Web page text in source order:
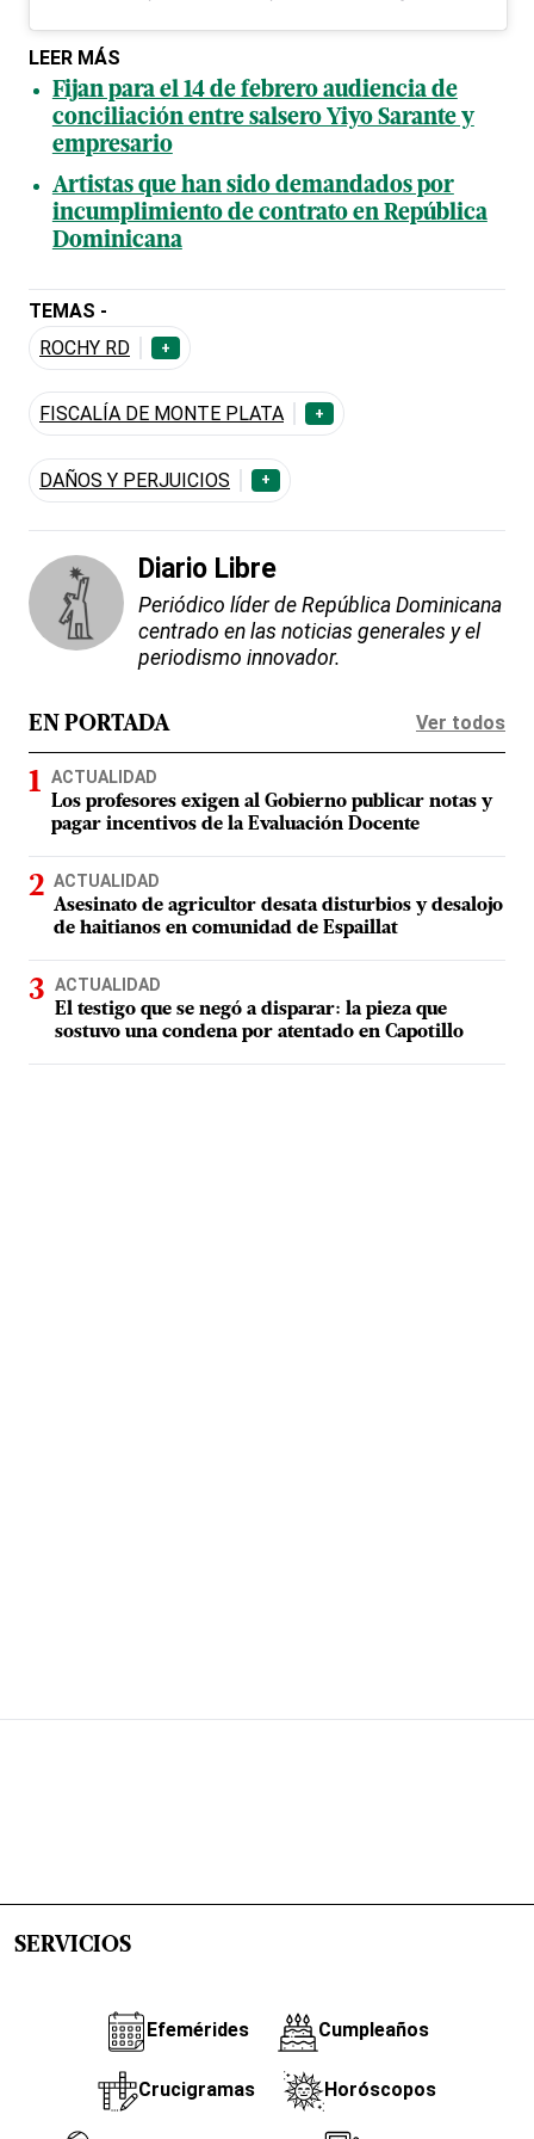
LEER MÁS
Fijan para el 14 de febrero audiencia de
conciliación entre salsero Yiyo Sarante y
empresario
Artistas que han sido demandados por
incumplimiento de contrato en República
Dominicana
TEMAS -
ROCHY RD
+
FISCALÍA DE MONTE PLATA +
DAÑOS Y PERJUICIOS +
Diario Libre
Periódico líder de República Dominicana
centrado en las noticias generales y el
periodismo innovador.
EN PORTADA Ver todos
ACTUALIDAD
Los profesores exigen al Gobierno publicar notas y
pagar incentivos de la Evaluación Docente
ACTUALIDAD
Asesinato de agricultor desata disturbios y desalojo
de haitianos en comunidad de Espaillat
ACTUALIDAD
El testigo que se negó a disparar: la pieza que
sostuvo una condena por atentado en Capotillo
SERVICIOS
Efemérides Cumpleaños
Crucigramas Horóscopos